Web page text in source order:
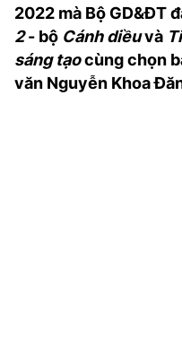
TRA CỨU PHƯỜNG XÃ
2022 mà Bộ GD&ĐT
2- bộ Cánh diềuvà
sáng tạocùng chọn
văn Nguyễn Khoa